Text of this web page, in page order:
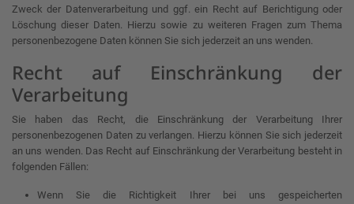
Zweck der Datenverarbeitung und ggf. ein Recht auf Berichtigung oder
Löschung dieser Daten. Hierzu sowie zu weiteren Fragen zum Thema
personenbezogene Daten können Sie sich jederzeit an uns wenden.
Recht auf Einschränkung der
Verarbeitung
Sie haben das Recht, die Einschränkung der Verarbeitung Ihrer
personenbezogenen Daten zu verlangen. Hierzu können Sie sich jederzeit
an uns wenden. Das Recht auf Einschränkung der Verarbeitung besteht in
folgenden Fällen:
Wenn Sie die Richtigkeit Ihrer bei uns gespeicherten